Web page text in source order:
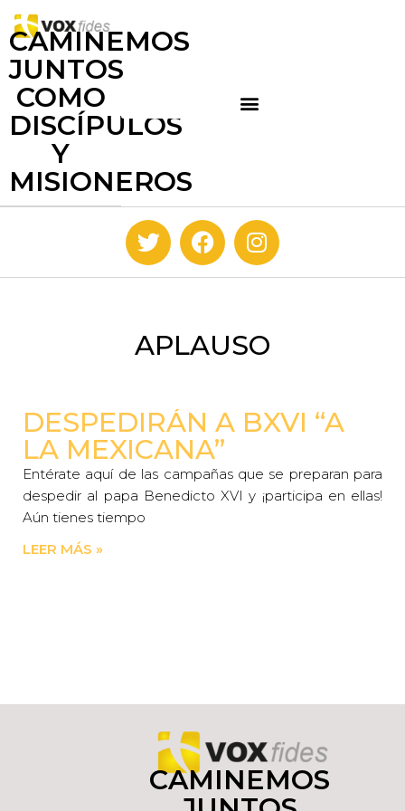
CAMINEMOS
JUNTOS
COMO
DISCÍPULOS
Y
MISIONEROS
APLAUSO
DESPEDIRÁN A BXVI “A
LA MEXICANA”
Entérate aquí de las campañas que se preparan para
despedir al papa Benedicto XVI y ¡participa en ellas!
Aún tienes tiempo
LEER MÁS »
CAMINEMOS